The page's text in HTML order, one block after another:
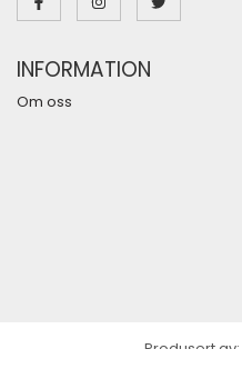
INFORMATION
Om oss
Produsert av: